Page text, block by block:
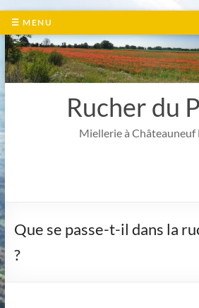
☰ MENU
Aller
contenu
Rucher du
Miellerie à Châteauneuf
Que se passe-t-il dans la
?